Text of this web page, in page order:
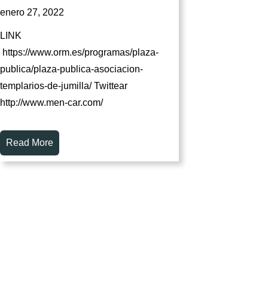
enero 27, 2022
LINK
https://www.orm.es/programas/plaza-
publica/plaza-publica-asociacion-
templarios-de-jumilla/ Twittear
http://www.men-car.com/
Read More